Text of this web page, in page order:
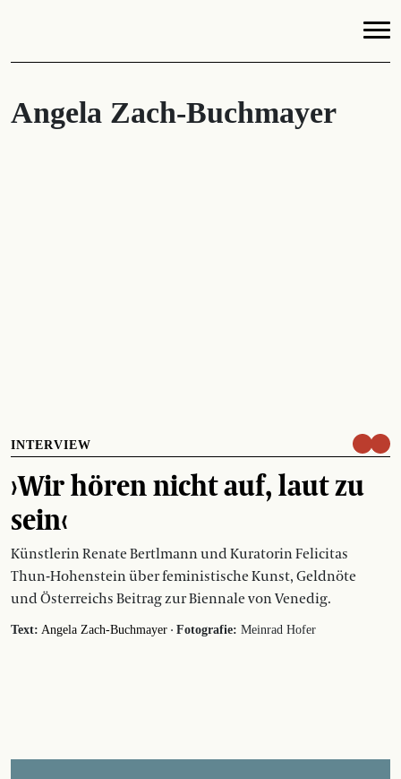
Angela Zach-Buchmayer
INTERVIEW
›Wir hören nicht auf, laut zu
sein‹
Künstlerin Renate Bertlmann und Kuratorin Felicitas
Thun-Hohenstein über feministische Kunst, Geldnöte
und Österreichs Beitrag zur Biennale von Venedig.
Text: Angela Zach-Buchmayer · Fotografie: Meinrad Hofer